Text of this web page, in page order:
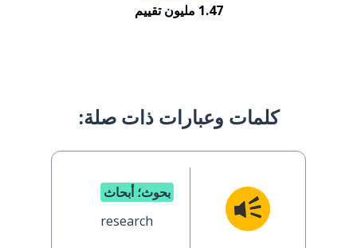
1.47 مليون تقييم
كلمات وعبارات ذات صلة:
بحوث؛ أبحاث
research